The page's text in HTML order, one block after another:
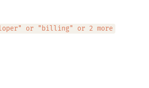
or "billing" or 2 more